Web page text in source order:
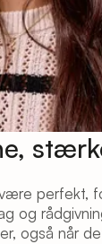
perfekt,
og
også når